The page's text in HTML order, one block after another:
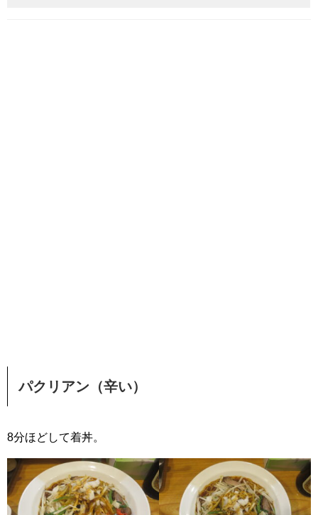
パクリアン（辛い）
8分ほどして着丼。